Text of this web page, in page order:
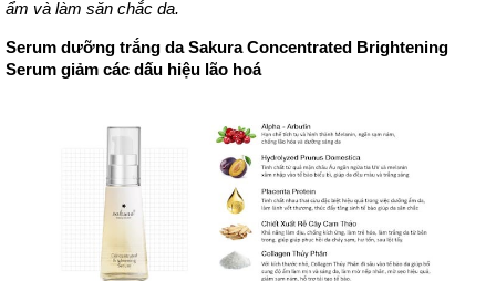
ẩm và làm săn chắc da.
Serum dưỡng trắng da Sakura Concentrated Brightening
Serum giảm các dấu hiệu lão hoá